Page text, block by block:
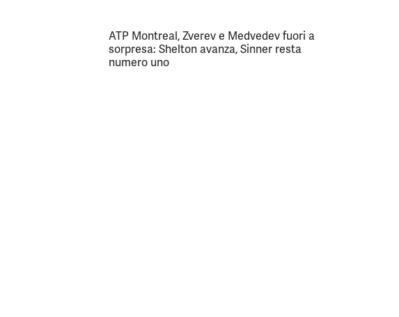
ATP Montreal, Zverev e Medvedev fuori a
sorpresa: Shelton avanza, Sinner resta
numero uno